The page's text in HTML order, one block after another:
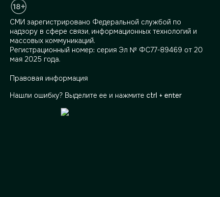
СМИ зарегистрировано Федеральной службой по
надзору в сфере связи, информационных технологий и
массовых коммуникаций.
Регистрационный номер: серия Эл № ФС77-89469 от 20
мая 2025 года.
Правовая информация
Нашли ошибку? Выделите ее и нажмите ctrl + enter